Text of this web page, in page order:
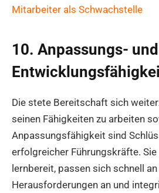
Mitarbeiter als Schwachstelle
10. Anpassungs- und
Die stete Bereitschaft sich
seinen Fähigkeiten zu arbeiten
Anpassungsfähigkeit sind
erfolgreicher Führungskräfte.
lernbereit, passen sich schnell an
Herausforderungen an und